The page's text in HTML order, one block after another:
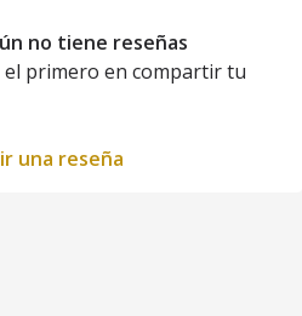
no tiene reseñas
el primero en compartir tu
una reseña